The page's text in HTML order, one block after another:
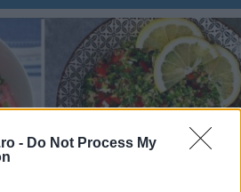
- Do Not Process My